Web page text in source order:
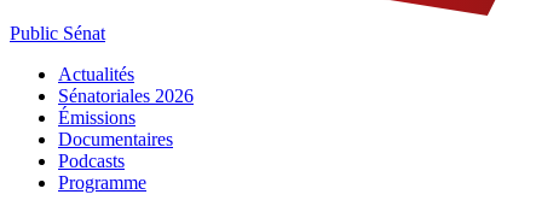
Public Sénat
Actualités
Sénatoriales 2026
Émissions
Documentaires
Podcasts
Programme